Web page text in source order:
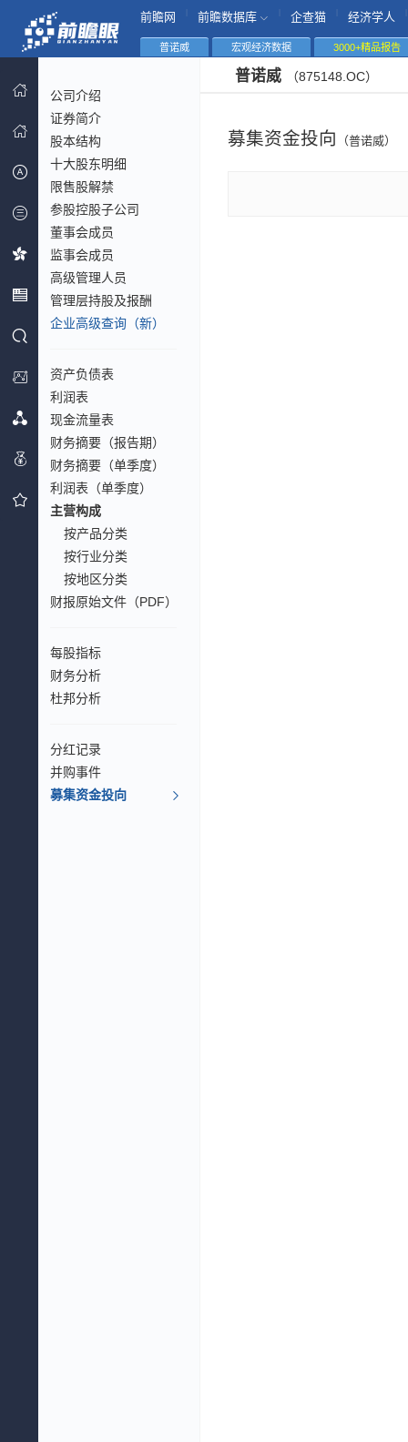
前瞻网 前瞻数据库 企查猫 经济学人
普诺威 宏观经济数据 3000+精品报告
公司介绍
证券简介
股本结构
十大股东明细
限售股解禁
参股控股子公司
董事会成员
监事会成员
高级管理人员
管理层持股及报酬
企业高级查询（新）
资产负债表
利润表
现金流量表
财务摘要（报告期）
财务摘要（单季度）
利润表（单季度）
主营构成
按产品分类
按行业分类
按地区分类
财报原始文件（PDF）
每股指标
财务分析
杜邦分析
分红记录
并购事件
募集资金投向
普诺威 （875148.OC）
募集资金投向 （普诺威）